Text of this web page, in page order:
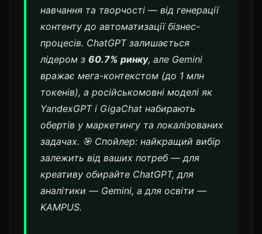
навчання та творчості — від генерації
контенту до автоматизації бізнес-
процесів. ChatGPT залишається
лідером з 60.7% ринку, але Gemini
вражає мега-контекстом (до 1 млн
токенів), а російськомовні моделі як
YandexGPT і GigaChat набирають
обертів у маркетингу та локалізованих
задачах. 🎯 Спойлер: найкращий вибір
залежить від ваших потреб — для
креативу обирайте ChatGPT, для
аналітики — Gemini, а для освіти —
KAMPUS.